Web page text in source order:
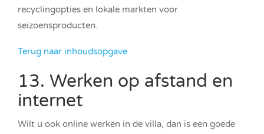
recyclingopties en lokale markten voor
seizoensproducten.
Terug naar inhoudsopgave
13. Werken op afstand en
internet
Wilt u ook online werken in de villa, dan is een goede